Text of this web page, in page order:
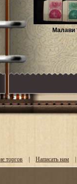
Малави
торгов | Написать нам |